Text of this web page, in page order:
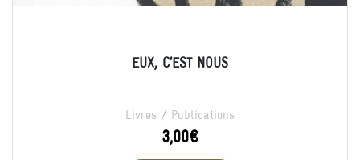
EUX, C’EST NOUS
Livres / Publications
3,00€